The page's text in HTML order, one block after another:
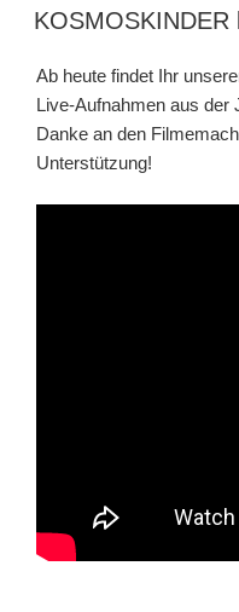
AM
KOSMOSKINDER
Ab heute findet Ihr
Live-Aufnahmen aus der
Danke an den
Unterstützung!